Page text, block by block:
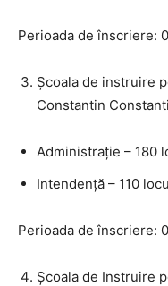
Perioada de înscriere:
Școala de instruire
Constantin
Administrație – 180
Intendență – 110
Perioada de înscriere:
Școala de Instruire